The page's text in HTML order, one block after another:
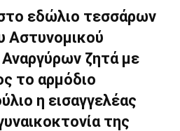
εδώλιο τεσσάρων
Αστυνομικού
ζητά με
το αρμόδιο
η εισαγγελέας
της